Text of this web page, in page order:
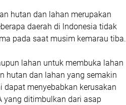
hutan dan lahan merupakan
daerah di lndonesia tidak
pada saat musim kemarau tiba.
lahan untuk membuka lahan
hutan dan lahan yang semakin
dapat menyebabkan kerusakan
yang ditimbulkan dari asap